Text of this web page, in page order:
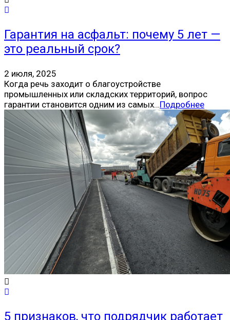
Гарантия на асфальт: почему 5 лет —
это реальный срок?
2 июля, 2025
Когда речь заходит о благоустройстве
промышленных или складских территорий, вопрос
гарантии становится одним из самых…Подробнее
5 признаков, что подрядчик работает